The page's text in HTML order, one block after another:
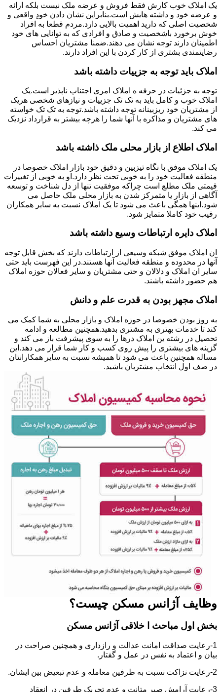
یک املاک خوب کارش فقط فروش و عرضه ملک نیست بلکه ارائه
و عرضه خود و داشته هایش است.بنابراین نشان دادن خودِ واقعی و
شخصیت اصلی که دارید اهمیت بالایی دارد.مردم قطعا به افراد
خوش برخورد باشخصیت و صادق و افرادی که به توانایی های خود
اطمینان دارند توجه نشان می دهند.ضمنا مشتریان احساس
رضایتمندی بشتری از کار کردن با این افراد دارند.
املاک باید توجه به جزییات داشته باشد
توجه به جزئیات در حرفه ه املاک امری اجتناب ناپذیر است.یک
املاک خوب و کامل باید به تک تک جزییات و نیازهای شخصی هریک
از مشتریان خود ریزبینانه توجه داشته باشد.توجه به تک تک خواسته
های مشتریان و مذاکره با آنها شما را هرچه بیشتر به قرارداد نزدیک
می کند.
املاک اطلاع از بازار محلی ملک ذاشته باشد
یک املاک موفق با نگاه تیزبین و دقیق خود بازار املاک خصوصا در
منطقه فعالیت خود را به خوبی تحت نظر دارد.او به خوبی از تغییرات
قیمتی ملک مطلع است چراکه موفقیت تنها از دل شناخت و توسعه
آگاهی از بازار یا متمرکز شدن به بازار محلی ملک حاصل می
شود.اینها همگی باعث می شود تا یک املاک نسبت به سایر همکاران
رقیب خود کاملا متمایز شود.
املاک دایره ارتباطات وسیع داشته باشد
ان املاک موفق شبکه وسیعی از ارتباطات دارند که بخش قابل توجه
آنها در محدوده و منطقه فعالیت آنها هستند.در این فهرست باید حتی
سایر ان املاک و دلالان و حتی مشتریان و سایر فعالان حوزه املاک
هم حضور داشته باشند.
املاک مجهز بودن به قدرت علم و دانش
به روز بودن خصوصا در حوزه املاک و بازار محلی به شما کمک می
کند تا خدمات بهتری به مشتری بدهید.همچنین مطالعه و ادامه
تحصیل در رشته ین املاک درها را به سوی پیشرفت باز می کند و
گزینه های بیشتری را پیش روی کسب و کار شما قرار می دهد.این
مساله همچنین باعث می شود تا همیشه نسبت به سایر همکارانتان
در صف اول انتخاب مشتریان باشید.
وظایف آژانس مسکن چیست؟
بخش اول مباحث ا خلاقی آژانس مسکن
1-رعایت صداقت امانت عدالت و رازداری و همچنین صراحت در
بیان و اعتماد به نفس در عمل و گفتار.
2-رعایت نزاکت نسبت به طرفین معامله و عدم تبعیض بین ایشان.
3-رعایت آرامش صبر متانت و عدم تحریک طرفین در انعقاد